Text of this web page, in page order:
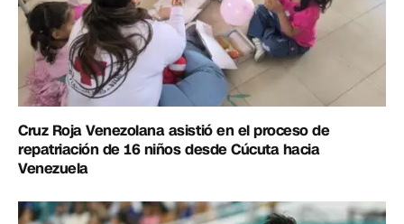
Cruz Roja Venezolana asistió en el proceso de
repatriación de 16 niños desde Cúcuta hacia
Venezuela